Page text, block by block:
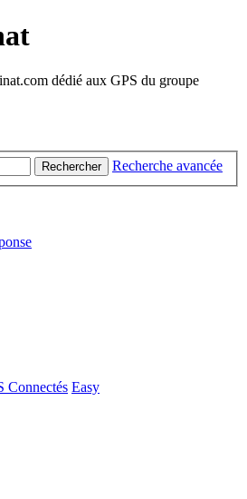
dédié aux GPS du groupe
Rechercher Recherche avancée
Connectés Easy